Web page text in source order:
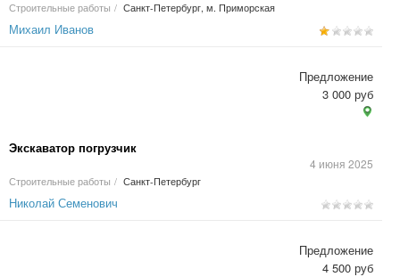
Строительные работы / Санкт-Петербург, м. Приморская
Михаил Иванов
Экскаватор погрузчик
4 июня 2025
Строительные работы / Санкт-Петербург
Предложение
3 000 руб
Николай Семенович
Предложение
4 500 руб